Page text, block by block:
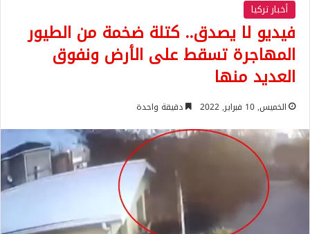
أخبار تركيا
فيديو لا يصدق.. كتلة ضخمة من الطيور
المهاجرة تسقط على الأرض ونفوق
العديد منها
الخميس, 10 فبراير, 2022 دقيقة واحدة